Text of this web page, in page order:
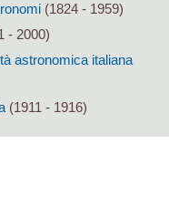
(1824 - 1959)
- 2000)
astronomica italiana
(1911 - 1916)